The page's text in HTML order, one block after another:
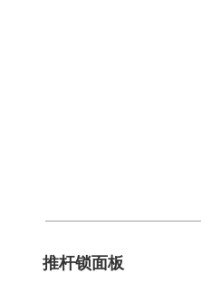
推杆锁面板